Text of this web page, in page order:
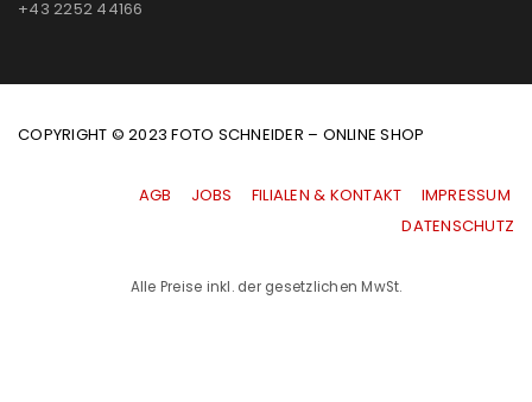
+43 2252 44166
COPYRIGHT © 2023 FOTO SCHNEIDER – ONLINE SHOP
AGB JOBS FILIALEN & KONTAKT
IMPRESSUM
|DATENSCHUTZ
Alle Preise inkl. der gesetzlichen MwSt.